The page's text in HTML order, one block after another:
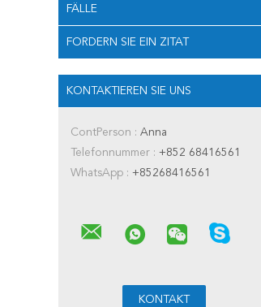
FÄLLE
FORDERN SIE EIN ZITAT
KONTAKTIEREN SIE UNS
ContPerson : Anna
Telefonnummer : +852 68416561
WhatsApp : +85268416561